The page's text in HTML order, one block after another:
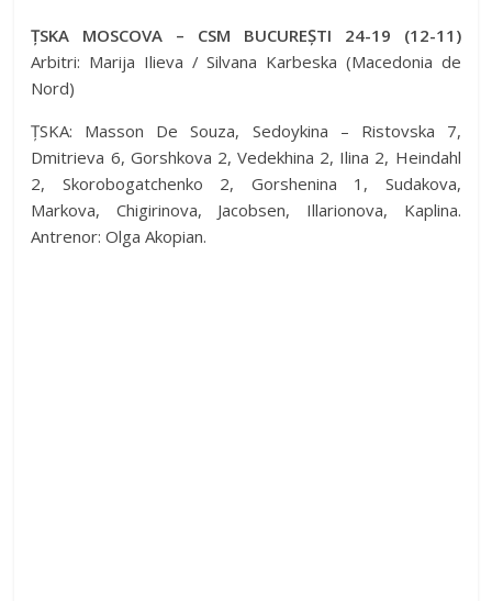
V
i
d
ȚSKA MOSCOVA – CSM BUCUREȘTI 24-19 (12-11)
Arbitri: Marija Ilieva / Silvana Karbeska (Macedonia de
Nord)
ȚSKA: Masson De Souza, Sedoykina – Ristovska 7,
Dmitrieva 6, Gorshkova 2, Vedekhina 2, Ilina 2, Heindahl
2, Skorobogatchenko 2, Gorshenina 1, Sudakova,
Markova, Chigirinova, Jacobsen, Illarionova, Kaplina.
Antrenor: Olga Akopian.